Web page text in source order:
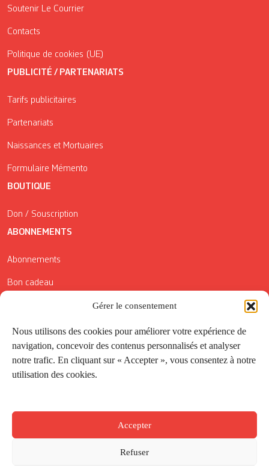
Gérer le consentement
Nous utilisons des cookies pour améliorer votre expérience de
navigation, concevoir des contenus personnalisés et analyser
notre trafic. En cliquant sur « Accepter », vous consentez à notre
utilisation des cookies.
Accepter
Refuser
Soutenir Le Courrier
Contacts
Politique de cookies (UE)
PUBLICITÉ / PARTENARIATS
Tarifs publicitaires
Partenariats
Naissances et Mortuaires
Formulaire Mémento
BOUTIQUE
Don / Souscription
ABONNEMENTS
Abonnements
Bon cadeau
Conditions générales de vente
Réductions de la Carte Côté Courrier
Application